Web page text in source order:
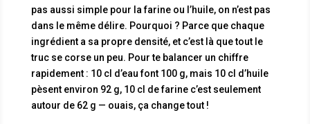
pas aussi simple pour la farine ou l’huile, on n’est pas
dans le même délire. Pourquoi ? Parce que chaque
ingrédient a sa propre densité, et c’est là que tout le
truc se corse un peu. Pour te balancer un chiffre
rapidement : 10 cl d’eau font 100 g, mais 10 cl d’huile
pèsent environ 92 g, 10 cl de farine c’est seulement
autour de 62 g — ouais, ça change tout !